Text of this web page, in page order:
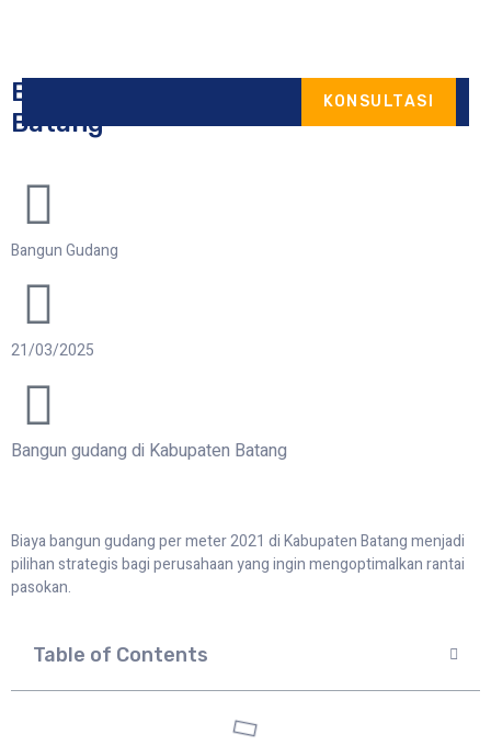
KONSULTASI
Bangun Gudang di Kabupaten
Batang
Bangun Gudang
21/03/2025
Bangun gudang di Kabupaten Batang
Biaya bangun gudang per meter 2021 di Kabupaten Batang menjadi
pilihan strategis bagi perusahaan yang ingin mengoptimalkan rantai
pasokan.
Table of Contents